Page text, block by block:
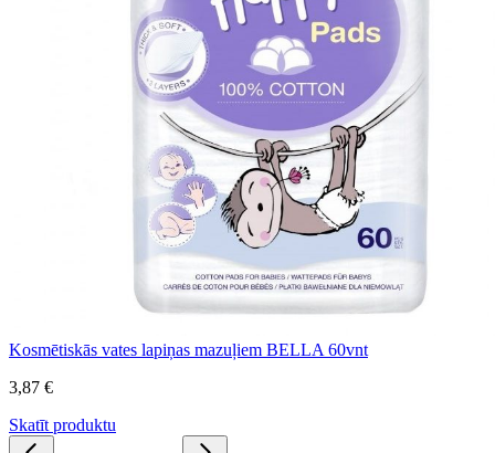
Kosmētiskās vates lapiņas mazuļiem BELLA 60vnt
3,87 €
Skatīt produktu